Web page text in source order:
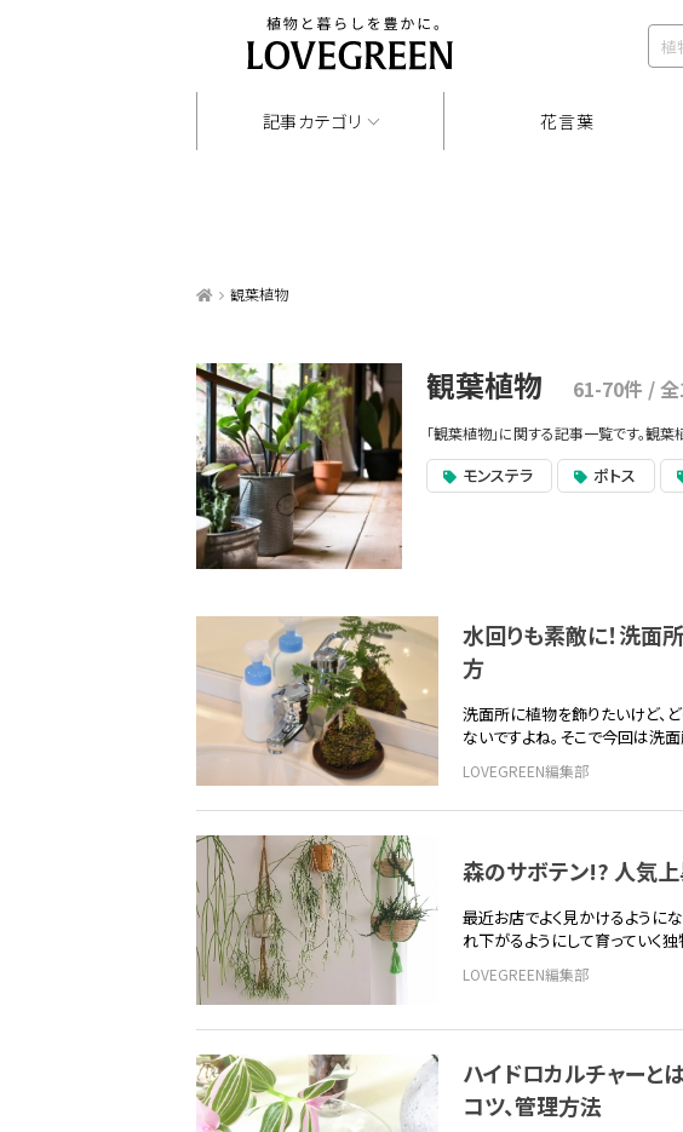
記事カテゴリ 花言葉
観葉植物
観葉植物 61-70件 /
「観葉植物」に関する記事一覧です。観
モンステラ ポトス
水回りも素敵に！洗面
方
洗面所に植物を飾りたいけど、
ないですよね。そこで今回は洗
LOVEGREEN編集部
森のサボテン!? 人気上
最近お店でよく見かけるように
れ下がるようにして育っていく
LOVEGREEN編集部
ハイドロカルチャーと
コツ、管理方法